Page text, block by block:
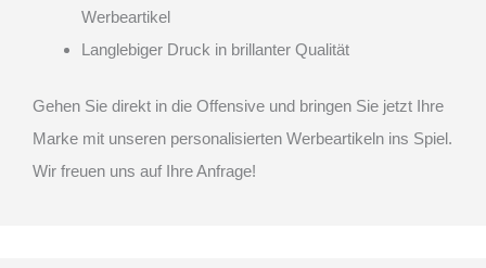
Werbeartikel
Langlebiger Druck in brillanter Qualität
Gehen Sie direkt in die Offensive und bringen Sie jetzt Ihre
Marke mit unseren personalisierten Werbeartikeln ins Spiel.
Wir freuen uns auf Ihre Anfrage!